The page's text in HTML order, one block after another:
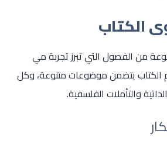
الكتاب
من الفصول التي تبرز تجربة مي
الكتاب يتضمن موضوعات متنوعة، وكل
والتأملات الفلسفية.